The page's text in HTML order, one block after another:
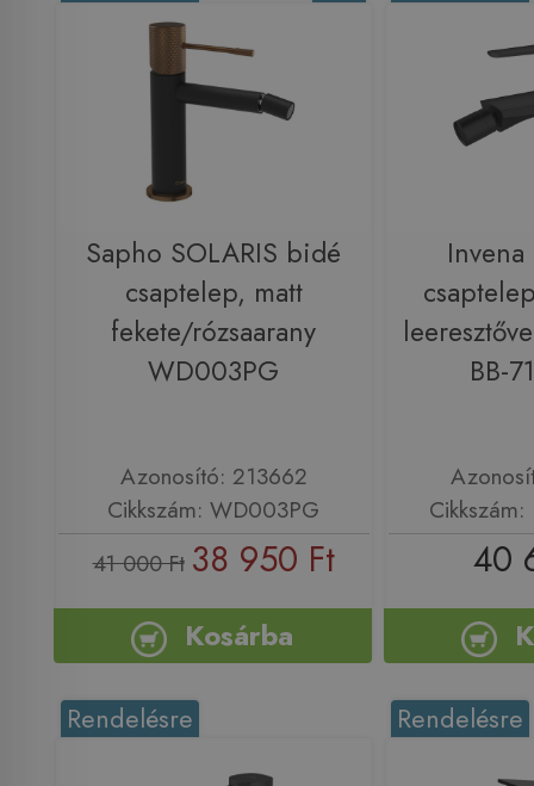
Sapho SOLARIS bidé
csaptelep, matt
fekete/rózsaarany
WD003PG
Azonosító: 213662
Cikkszám: WD003PG
41 000 Ft 38 950 Ft
Kosárba
BB-
40
Rendelésre Rendelésre